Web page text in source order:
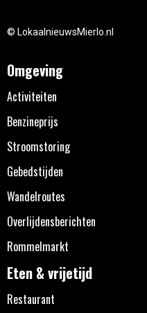
© LokaalnieuwsMierlo.nl
Omgeving
Activiteiten
Benzineprijs
Stroomstoring
Gebedstijden
Wandelroutes
Overlijdensberichten
Rommelmarkt
Eten & vrijetijd
Restaurant